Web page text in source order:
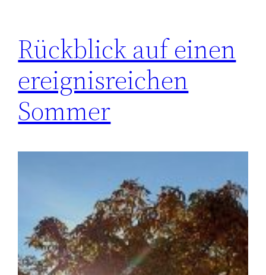
Rückblick auf einen
ereignisreichen
Sommer